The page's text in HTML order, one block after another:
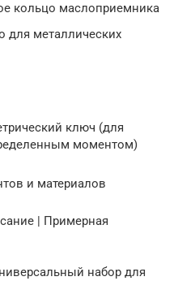
кольцо маслоприемника
для металлических
ключ (для
моментом)
и материалов
| Примерная
набор для